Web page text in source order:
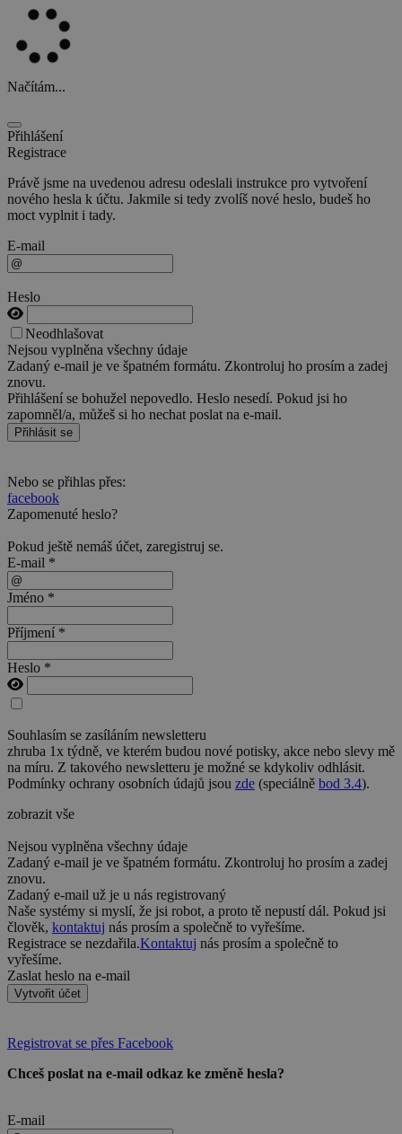
Načítám...
Přihlášení
Registrace
Právě jsme na uvedenou adresu odeslali instrukce pro vytvoření
nového hesla k účtu. Jakmile si tedy zvolíš nové heslo, budeš ho
moct vyplnit i tady.
E-mail
Heslo
Neodhlašovat
Nejsou vyplněna všechny údaje
Zadaný e-mail je ve špatném formátu. Zkontroluj ho prosím a zadej
znovu.
Přihlášení se bohužel nepovedlo. Heslo nesedí. Pokud jsi ho
zapomněl/a, můžeš si ho nechat poslat na e-mail.
Přihlásit se
Nebo se přihlas přes:
facebook
Zapomenuté heslo?
Pokud ještě nemáš účet, zaregistruj se.
E-mail *
Jméno *
Příjmení *
Heslo *
Souhlasím se zasíláním newsletteru
zhruba 1x týdně, ve kterém budou nové potisky, akce nebo slevy mě
na míru. Z takového newsletteru je možné se kdykoliv odhlásit.
Podmínky ochrany osobních údajů jsou zde (speciálně bod 3.4).
zobrazit vše
Nejsou vyplněna všechny údaje
Zadaný e-mail je ve špatném formátu. Zkontroluj ho prosím a zadej
znovu.
Zadaný e-mail už je u nás registrovaný
Naše systémy si myslí, že jsi robot, a proto tě nepustí dál. Pokud jsi
člověk, kontaktuj nás prosím a společně to vyřešíme.
Registrace se nezdařila.Kontaktuj nás prosím a společně to
vyřešíme.
Zaslat heslo na e-mail
Vytvořit účet
Registrovat se přes Facebook
Chceš poslat na e-mail odkaz ke změně hesla?
E-mail